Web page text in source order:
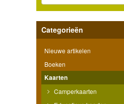
Categorieën
Nieuwe artikelen
Boeken
Kaarten
Camperkaarten